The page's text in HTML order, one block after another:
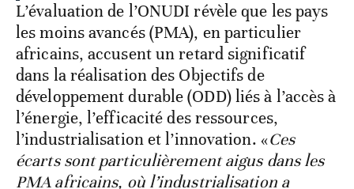
L’évaluation de l’ONUDI révèle que les pays
les moins avancés (PMA), en particulier
africains, accusent un retard significatif
dans la réalisation des Objectifs de
développement durable (ODD) liés à l’accès à
l’énergie, l’efficacité des ressources,
l’industrialisation et l’innovation. «Ces
écarts sont particulièrement aigus dans les
PMA africains, où l’industrialisation a